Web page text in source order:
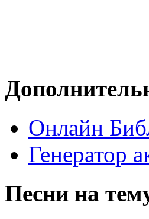
Онлайн
Генератор
Песни на